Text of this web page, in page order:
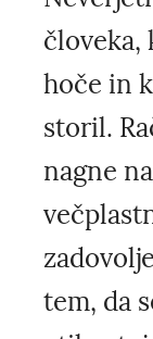
človeka,
hoče in
storil.
nagne
tem, da